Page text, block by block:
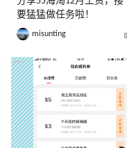
要猛猛做任务啦！
misunting